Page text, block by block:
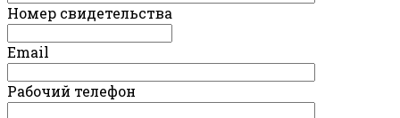
Номер свидетельства
Email
Рабочий телефон